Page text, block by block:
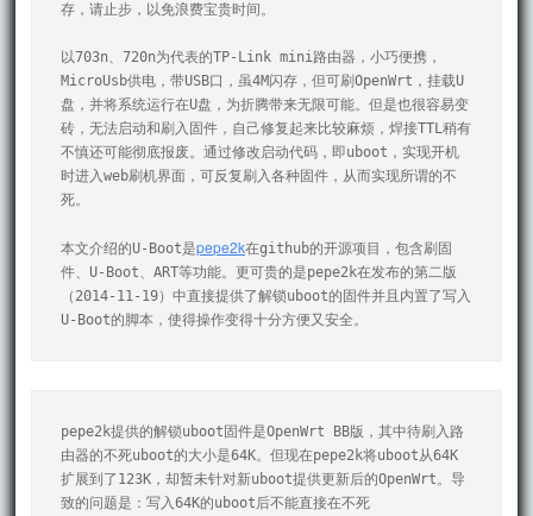
存，请止步，以免浪费宝贵时间。
以703n、720n为代表的TP-Link mini路由器，小巧便携，
MicroUsb供电，带USB口，虽4M闪存，但可刷OpenWrt，挂载U
盘，并将系统运行在U盘，为折腾带来无限可能。但是也很容易变
砖，无法启动和刷入固件，自己修复起来比较麻烦，焊接TTL稍有
不慎还可能彻底报废。通过修改启动代码，即uboot，实现开机
时进入web刷机界面，可反复刷入各种固件，从而实现所谓的不
死。
本文介绍的U-Boot是pepe2k在github的开源项目，包含刷固
件、U-Boot、ART等功能。更可贵的是pepe2k在发布的第二版
（2014-11-19）中直接提供了解锁uboot的固件并且内置了写入
U-Boot的脚本，使得操作变得十分方便又安全。
pepe2k提供的解锁uboot固件是OpenWrt BB版，其中待刷入路
由器的不死uboot的大小是64K。但现在pepe2k将uboot从64K
扩展到了123K，却暂未针对新uboot提供更新后的OpenWrt。导
致的问题是：写入64K的uboot后不能直接在不死